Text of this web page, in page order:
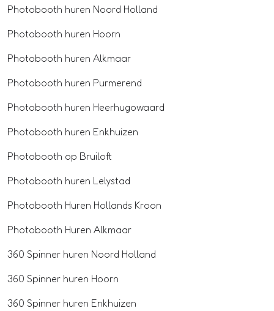
Photobooth huren Noord Holland
Photobooth huren Hoorn
Photobooth huren Alkmaar
Photobooth huren Purmerend
Photobooth huren Heerhugowaard
Photobooth huren Enkhuizen
Photobooth op Bruiloft
Photobooth huren Lelystad
Photobooth Huren Hollands Kroon
Photobooth Huren Alkmaar
360 Spinner huren Noord Holland
360 Spinner huren Hoorn
360 Spinner huren Enkhuizen